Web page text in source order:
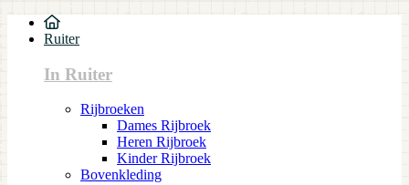
Ruiter
In Ruiter
Rijbroeken
Dames Rijbroek
Heren Rijbroek
Kinder Rijbroek
Bovenkleding